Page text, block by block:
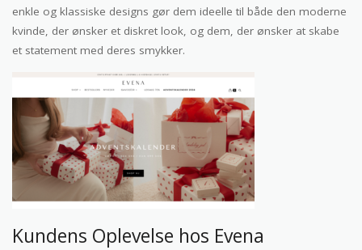
enkle og klassiske designs gør dem ideelle til både den moderne
kvinde, der ønsker et diskret look, og dem, der ønsker at skabe
et statement med deres smykker.
Kundens Oplevelse hos Evena